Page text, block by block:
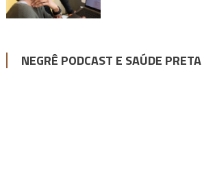
NEGRÊ PODCAST E SAÚDE PRETA